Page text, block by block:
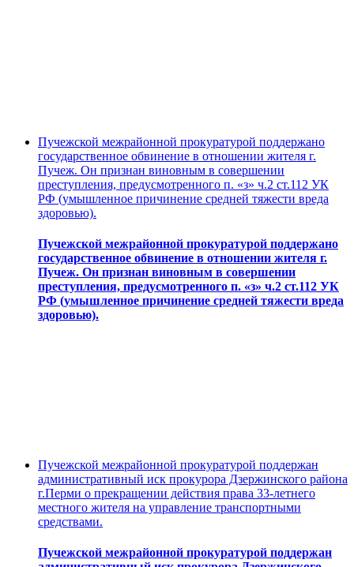
Пучежской межрайонной прокуратурой поддержано
государственное обвинение в отношении жителя г.
Пучеж. Он признан виновным в совершении
преступления, предусмотренного п. «з» ч.2 ст.112 УК
РФ (умышленное причинение средней тяжести вреда
здоровью).
Пучежской межрайонной прокуратурой поддержано
государственное обвинение в отношении жителя г.
Пучеж. Он признан виновным в совершении
преступления, предусмотренного п. «з» ч.2 ст.112 УК
РФ (умышленное причинение средней тяжести вреда
здоровью).
Пучежской межрайонной прокуратурой поддержан
административный иск прокурора Дзержинского района
г.Перми о прекращении действия права 33-летнего
местного жителя на управление транспортными
средствами.
Пучежской межрайонной прокуратурой поддержан